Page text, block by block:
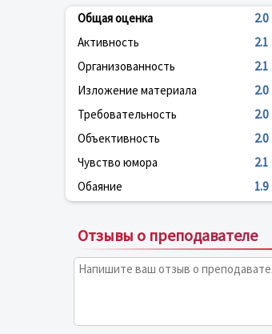
Общая оценка 2.0
Активность
2.1
Организованность
2.1
Изложение материала
2.0
Требовательность
2.0
Объективность
2.0
Чувство юмора
2.1
Обаяние
1.9
Отзывы о преподавателе